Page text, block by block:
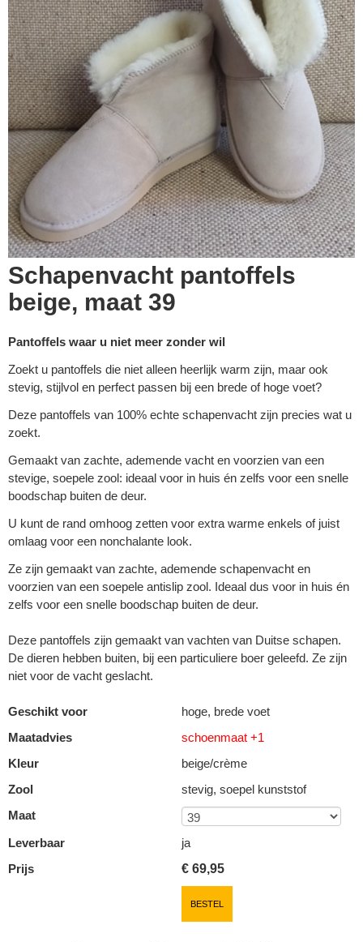
Schapenvacht pantoffels
beige, maat 39
Pantoffels waar u niet meer zonder wil
Zoekt u pantoffels die niet alleen heerlijk warm zijn, maar ook
stevig, stijlvol en perfect passen bij een brede of hoge voet?
Deze pantoffels van 100% echte schapenvacht zijn precies wat u
zoekt.
Gemaakt van zachte, ademende vacht en voorzien van een
stevige, soepele zool: ideaal voor in huis én zelfs voor een snelle
boodschap buiten de deur.
U kunt de rand omhoog zetten voor extra warme enkels of juist
omlaag voor een nonchalante look.
Ze zijn gemaakt van zachte, ademende schapenvacht en
voorzien van een soepele antislip zool. Ideaal dus voor in huis én
zelfs voor een snelle boodschap buiten de deur.
Deze pantoffels zijn gemaakt van vachten van Duitse schapen.
De dieren hebben buiten, bij een particuliere boer geleefd. Ze zijn
niet voor de vacht geslacht.
Geschikt voor
hoge, brede voet
Maatadvies
schoenmaat +1
Kleur
beige/crème
Zool
stevig, soepel kunststof
Maat
Leverbaar
ja
Prijs
€ 69,95
BESTEL